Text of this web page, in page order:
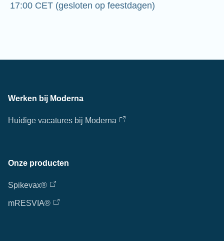
17:00 CET (gesloten op feestdagen)
Werken bij Moderna
Huidige vacatures bij Moderna
Onze producten
Spikevax®
mRESVIA®